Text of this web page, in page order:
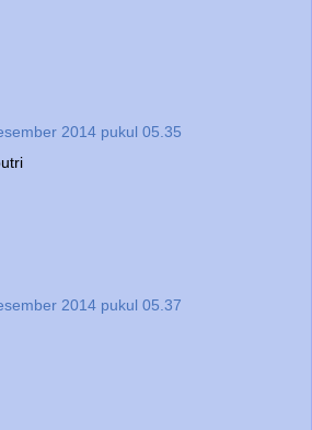
2014 pukul 05.35
2014 pukul 05.37